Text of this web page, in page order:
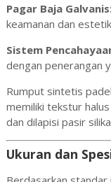
Pagar Baja
keamanan dan
Sistem
dengan penerangan
Rumput sintetis
memiliki tekstur
dan dilapisi pasir
Ukuran dan